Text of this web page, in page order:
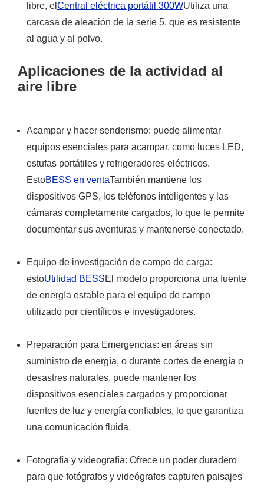
libre, el Central eléctrica portátil 300WUtiliza una
carcasa de aleación de la serie 5, que es resistente
al agua y al polvo.
Aplicaciones de la actividad al
aire libre
Acampar y hacer senderismo: puede alimentar
equipos esenciales para acampar, como luces LED,
estufas portátiles y refrigeradores eléctricos.
EstoBESS en ventaTambién mantiene los
dispositivos GPS, los teléfonos inteligentes y las
cámaras completamente cargados, lo que le permite
documentar sus aventuras y mantenerse conectado.
Equipo de investigación de campo de carga:
estoUtilidad BESSEl modelo proporciona una fuente
de energía estable para el equipo de campo
utilizado por científicos e investigadores.
Preparación para Emergencias: en áreas sin
suministro de energía, o durante cortes de energía o
desastres naturales, puede mantener los
dispositivos esenciales cargados y proporcionar
fuentes de luz y energía confiables, lo que garantiza
una comunicación fluida.
Fotografía y videografía: Ofrece un poder duradero
para que fotógrafos y videógrafos capturen paisajes